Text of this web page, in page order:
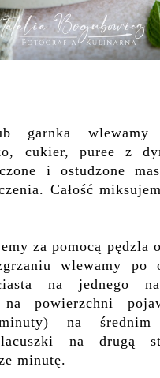
garnka wlewamy
cukier, puree z
i ostudzone
Całość
za pomocą pędzla
wlewamy po
na jednego
na powierzchni
na średnim
na drugą
minutę.